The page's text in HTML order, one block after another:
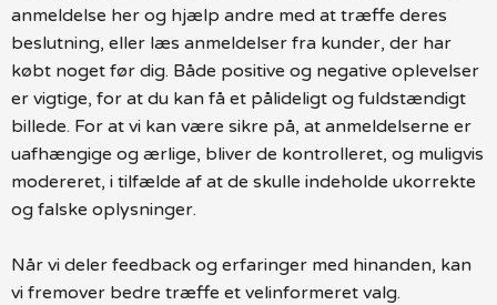
anmeldelse her og hjælp andre med at træffe deres
beslutning, eller læs anmeldelser fra kunder, der har
købt noget før dig. Både positive og negative oplevelser
er vigtige, for at du kan få et pålideligt og fuldstændigt
billede. For at vi kan være sikre på, at anmeldelserne er
uafhængige og ærlige, bliver de kontrolleret, og muligvis
modereret, i tilfælde af at de skulle indeholde ukorrekte
og falske oplysninger.
Når vi deler feedback og erfaringer med hinanden, kan
vi fremover bedre træffe et velinformeret valg.